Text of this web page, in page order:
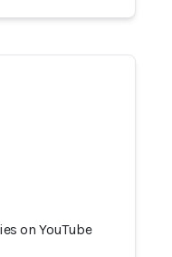
on YouTube